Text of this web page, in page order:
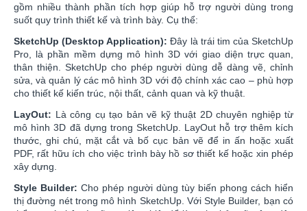
gồm nhiều thành phần tích hợp giúp hỗ trợ người dùng trong
suốt quy trình thiết kế và trình bày. Cụ thể:
SketchUp (Desktop Application):Đây là trái tim của SketchUp
Pro, là phần mềm dựng mô hình 3D với giao diện trực quan,
thân thiện. SketchUp cho phép người dùng dễ dàng vẽ, chỉnh
sửa, và quản lý các mô hình 3D với độ chính xác cao – phù hợp
cho thiết kế kiến trúc, nội thất, cảnh quan và kỹ thuật.
LayOut: Là công cụ tạo bản vẽ kỹ thuật 2D chuyên nghiệp từ
mô hình 3D đã dựng trong SketchUp. LayOut hỗ trợ thêm kích
thước, ghi chú, mặt cắt và bố cục bản vẽ để in ấn hoặc xuất
PDF, rất hữu ích cho việc trình bày hồ sơ thiết kế hoặc xin phép
xây dựng.
Style Builder: Cho phép người dùng tùy biến phong cách hiển
thị đường nét trong mô hình SketchUp. Với Style Builder, bạn có